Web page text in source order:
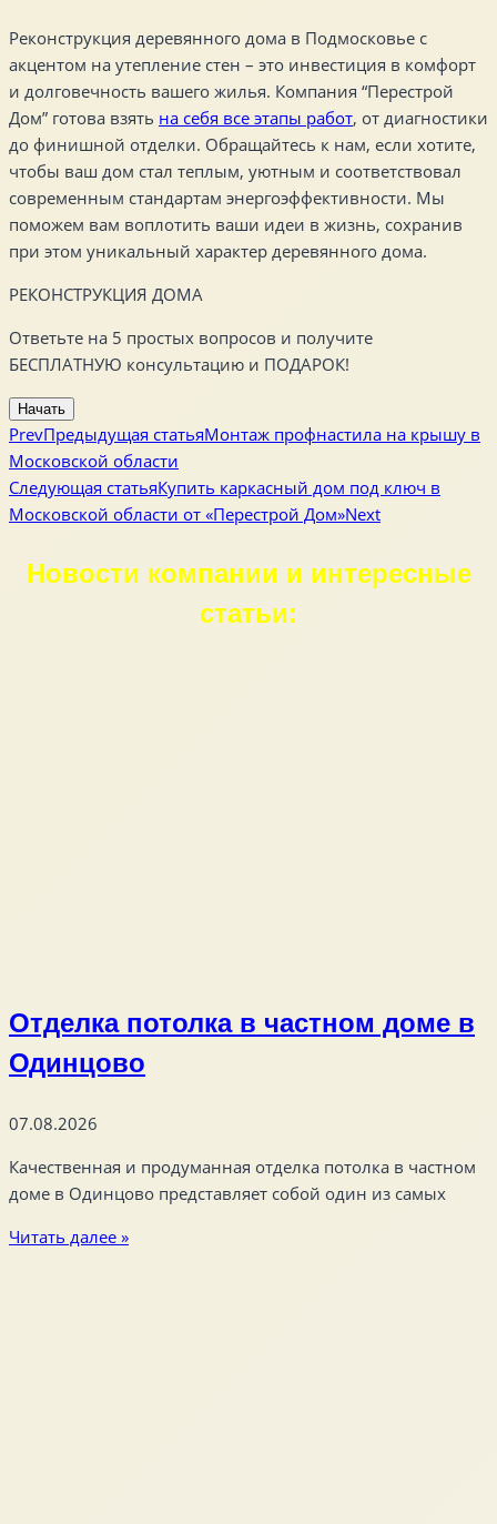
Реконструкция деревянного дома в Подмосковье с
акцентом на утепление стен – это инвестиция в комфорт
и долговечность вашего жилья. Компания “Перестрой
Дом” готова взять на себя все этапы работ, от диагностики
до финишной отделки. Обращайтесь к нам, если хотите,
чтобы ваш дом стал теплым, уютным и соответствовал
современным стандартам энергоэффективности. Мы
поможем вам воплотить ваши идеи в жизнь, сохранив
при этом уникальный характер деревянного дома.
РЕКОНСТРУКЦИЯ ДОМА
Ответьте на 5 простых вопросов и получите
БЕСПЛАТНУЮ консультацию и ПОДАРОК!
Начать
PrevПредыдущая статьяМонтаж профнастила на крышу в
Московской области
Следующая статьяКупить каркасный дом под ключ в
Московской области от «Перестрой Дом»Next
Новости компании и интересные
статьи:
Отделка потолка в частном доме в
Одинцово
07.08.2026
Качественная и продуманная отделка потолка в частном
доме в Одинцово представляет собой один из самых
Читать далее »